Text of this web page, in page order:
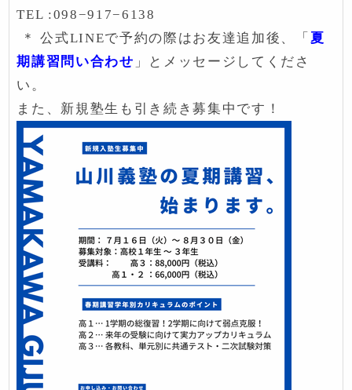
TEL :098−917−6138
＊ 公式LINEで予約の際はお友達追加後、「 夏
期講習問い合わせ 」とメッセージしてくださ
い。
また、新規塾生も引き続き募集中です！